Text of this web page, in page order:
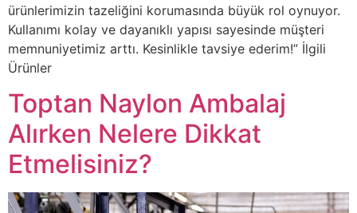
ürünlerimizin tazeliğini korumasında büyük rol oynuyor.
Kullanımı kolay ve dayanıklı yapısı sayesinde müşteri
memnuniyetimiz arttı. Kesinlikle tavsiye ederim!” İlgili
Ürünler
Toptan Naylon Ambalaj
Alırken Nelere Dikkat
Etmelisiniz?